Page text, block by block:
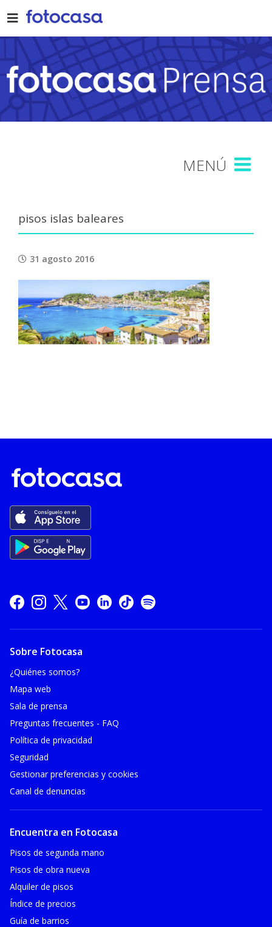
to
content
pisos islas baleares
31 agosto 2016
Sobre Fotocasa
¿Quiénes somos?
Mapa web
Sala de prensa
Preguntas frecuentes - FAQ
Política de privacidad
Seguridad
Gestionar preferencias y cookies
Canal de denuncias
Encuentra en Fotocasa
Pisos de segunda mano
Pisos de obra nueva
Alquiler de pisos
Índice de precios
Guía de barrios